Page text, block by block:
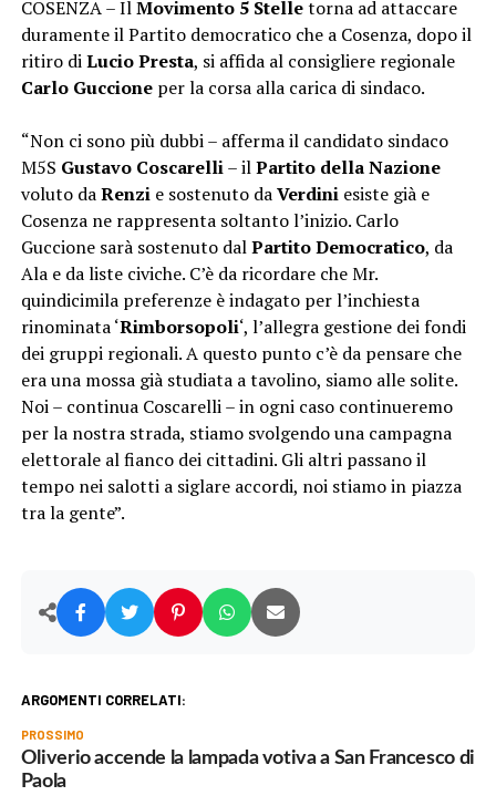
COSENZA – IlMovimento 5 Stelletorna ad attaccare
duramente il Partito democratico che a Cosenza, dopo il
ritiro diLucio Presta, si affida al consigliere regionale
Carlo Guccioneper la corsa alla carica di sindaco.
“Non ci sono più dubbi – afferma il candidato sindaco
M5S Gustavo Coscarelli– ilPartito della Nazione
voluto daRenzie sostenuto daVerdiniesiste già e
Cosenza ne rappresenta soltanto l’inizio. Carlo
Guccione sarà sostenuto dalPartito Democratico, da
Ala e da liste civiche. C’è da ricordare che Mr.
quindicimila preferenze è indagato per l’inchiesta
rinominata ‘Rimborsopoli‘, l’allegra gestione dei fondi
dei gruppi regionali. A questo punto c’è da pensare che
era una mossa già studiata a tavolino, siamo alle solite.
Noi – continua Coscarelli – in ogni caso continueremo
per la nostra strada, stiamo svolgendo una campagna
elettorale al fianco dei cittadini. Gli altri passano il
tempo nei salotti a siglare accordi, noi stiamo in piazza
tra la gente”.
ARGOMENTI CORRELATI:
PROSSIMO
Oliverio accende la lampada votiva a San Francesco di
Paola